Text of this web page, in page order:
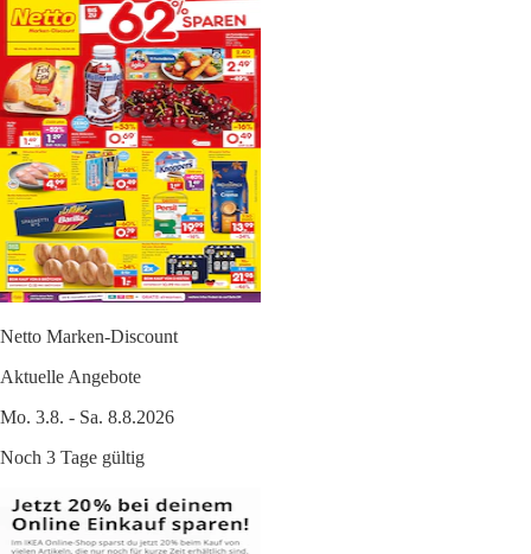
Netto Marken-Discount
Aktuelle Angebote
Mo. 3.8. - Sa. 8.8.2026
Noch 3 Tage gültig